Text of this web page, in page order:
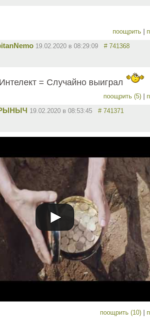
поощрить
19.02.2020 в 08:29:09 # 741368
= Случайно выиграл
поощрить (5)
19.02.2020 в 08:53:45 # 741371
поощрить (10) |